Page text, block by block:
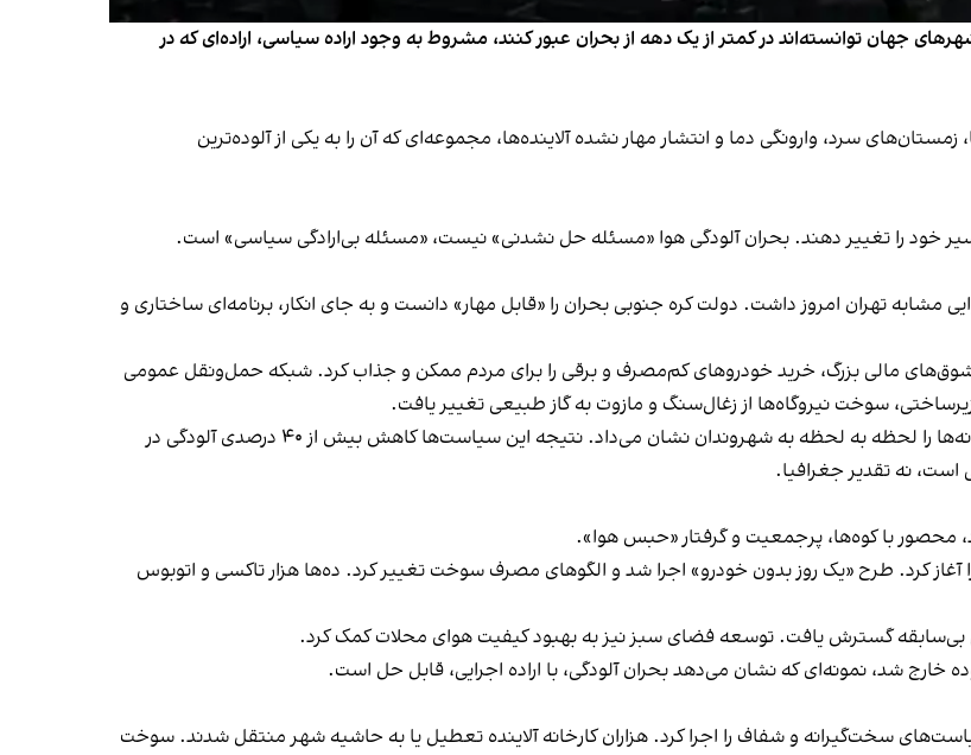
جهان توانسته‌اند در کمتر از یک دهه از بحران عبور کنند، مشروط به وجود اراده سیاسی، اراده‌ای که در
سرد، وارونگی دما و انتشار مهار نشده آلاینده‌ها، مجموعه‌ای که آن را به یکی از آلوده‌ترین
خود را تغییر دهند. بحران آلودگی هوا «مسئله حل نشدنی» نیست، «مسئله بی‌ارادگی سیاسی» است.
تهران امروز داشت. دولت کره جنوبی بحران را «قابل مهار» دانست و به جای انکار، برنامه‌ای ساختاری و
مالی بزرگ، خرید خودروهای کم‌مصرف و برقی را برای مردم ممکن و جذاب کرد. شبکه حمل‌ونقل عمومی
سوخت نیروگاه‌ها از زغال‌سنگ و مازوت به گاز طبیعی تغییر یافت.
نقطه عطف اما شفافیت بود، سامانه‌ای که خروجی آلاینده‌های کارخانه‌ها را لحظه به لحظه به شهروندان نشان می‌داد. نتیجه این سیاست‌ها کاهش بیش از ۴۰ درصدی آلودگی در
است، نه تقدیر جغرافیا.
محصور با کوه‌ها، پرجمعیت و گرفتار «حبس هوا».
کرد. طرح «یک روز بدون خودرو» اجرا شد و الگوهای مصرف سوخت تغییر کرد. ده‌ها هزار تاکسی و اتوبوس
بی‌سابقه گسترش یافت. توسعه فضای سبز نیز به بهبود کیفیت هوای محلات کمک کرد.
خارج شد، نمونه‌ای که نشان می‌دهد بحران آلودگی، با اراده اجرایی، قابل حل است.
سخت‌گیرانه و شفاف را اجرا کرد. هزاران کارخانه آلاینده تعطیل یا به حاشیه شهر منتقل شدند. سوخت